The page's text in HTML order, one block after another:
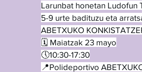
Larunbat honetan Ludofun
5-9 urte badituzu eta
ABETXUKO
🗓️ Maiatzak 23 mayo
🕔10:30-17:30
📍Polideportivo